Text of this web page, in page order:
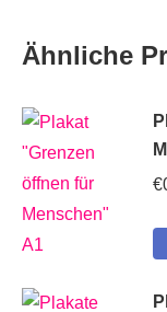
Ähnliche
€